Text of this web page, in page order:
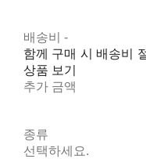
배송비-
함께 구매 시 배송비
상품 보기
추가 금액
종류
선택하세요.